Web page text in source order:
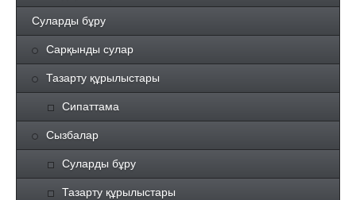
Суларды бұру
Сарқынды сулар
Тазарту құрылыстары
Сипаттама
Сызбалар
Суларды бұру
Тазарту құрылыстары